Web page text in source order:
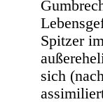
Spitzer
sich